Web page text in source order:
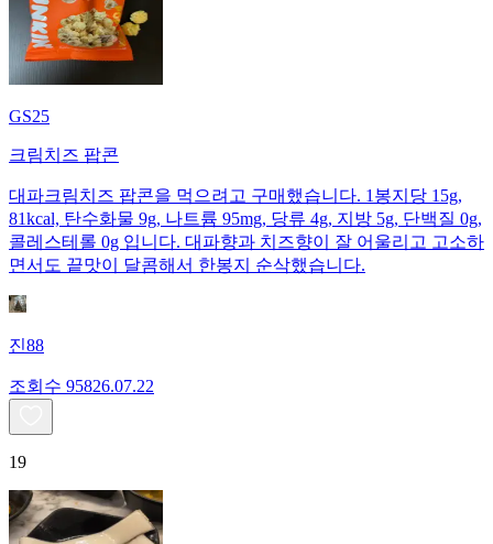
GS25
크림치즈 팝콘
대파크림치즈 팝콘을 먹으려고 구매했습니다. 1봉지당 15g,
81kcal, 탄수화물 9g, 나트륨 95mg, 당류 4g, 지방 5g, 단백질 0g,
콜레스테롤 0g 입니다. 대파향과 치즈향이 잘 어울리고 고소하
면서도 끝맛이 달콤해서 한봉지 순삭했습니다.
진88
조회수 95826.07.22
19